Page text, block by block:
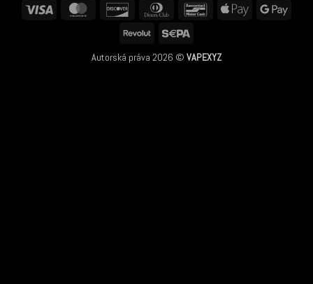
MasterCard Discover
Dinners
BancontactApple
Revolut
Autorská práva 2026 © VAPEXYZ